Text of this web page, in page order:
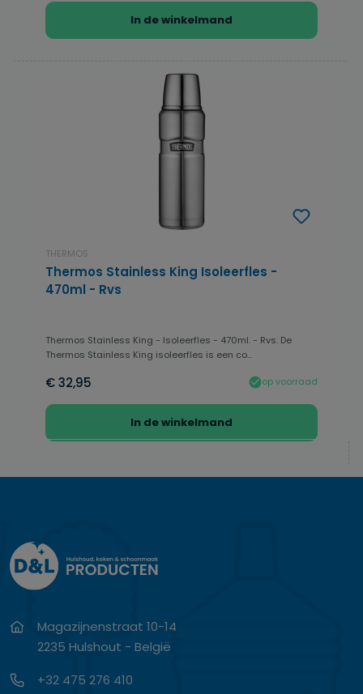
In de winkelmand
THERMOS
Thermos Stainless King Isoleerfles -
470ml - Rvs
Thermos Stainless King - Isoleerfles - 470ml. - Rvs. De
Thermos Stainless King isoleerfles is een co...
€ 32,95 op voorraad
In de winkelmand
Magazijnenstraat 10-14
2235 Hulshout - België
+32 475 276 410